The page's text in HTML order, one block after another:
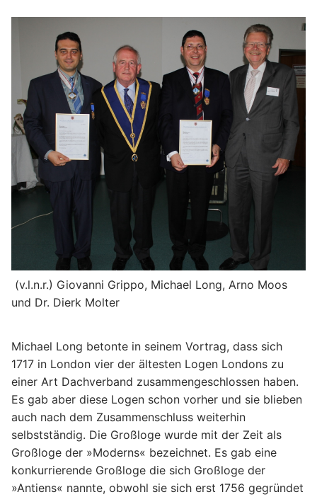
(v.l.n.r.) Giovanni Grippo, Michael Long, Arno Moos
und Dr. Dierk Molter
Michael Long betonte in seinem Vortrag, dass sich
1717 in London vier der ältesten Logen Londons zu
einer Art Dachverband zusammengeschlossen haben.
Es gab aber diese Logen schon vorher und sie blieben
auch nach dem Zusammenschluss weiterhin
selbstständig. Die Großloge wurde mit der Zeit als
Großloge der »Moderns« bezeichnet. Es gab eine
konkurrierende Großloge die sich Großloge der
»Antiens« nannte, obwohl sie sich erst 1756 gegründet